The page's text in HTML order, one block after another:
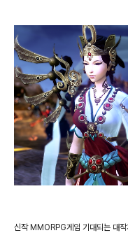
신작 MMORPG게임 기대되는 대작